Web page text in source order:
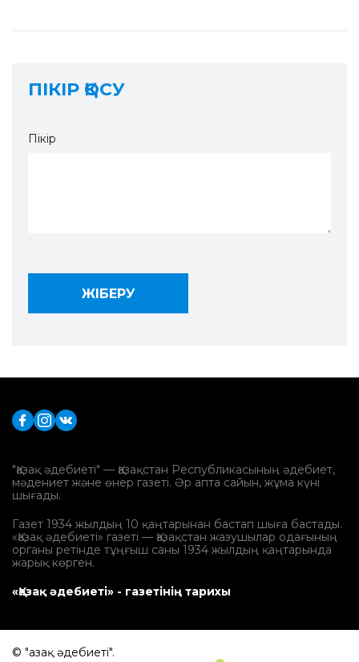
ПІКІР ҚОСУ
Пікір
"Қазақ әдебиеті" — Қазақстан Республикасының әдебиет,
мәдениет және өнер газеті. Әр апта сайын, жұма күні
шығады.
Газет 1934 жылдың 10 қаңтарынан бастап шыға бастады.
«Қазақ әдебиеті» газеті — Қазақстан жазушылар одағының
органы ретінде тұңғыш саны 1934 жылдың қаңтарында
жарық көрген.
«Қазақ әдебиеті» - газетінің тарихы
© "Қазақ әдебиеті".